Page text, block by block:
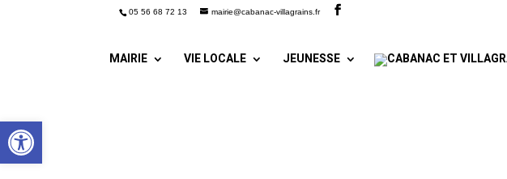
Ouvrir la barre d’outils
05 56 68 72 13 mairie@cabanac-villagrains.fr
MAIRIE VIE LOCALE JEUNESSE